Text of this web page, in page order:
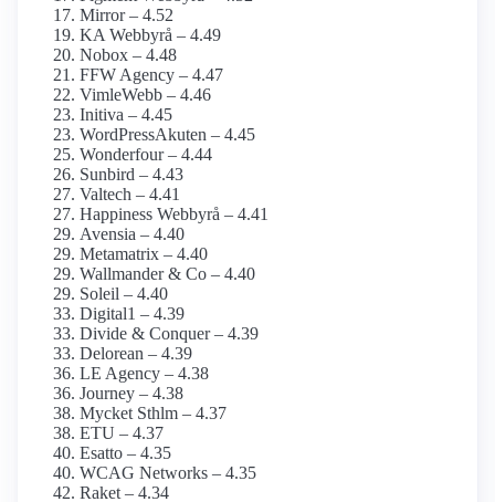
Mirror – 4.52
KA Webbyrå – 4.49
Nobox – 4.48
FFW Agency – 4.47
VimleWebb – 4.46
Initiva – 4.45
WordPressAkuten – 4.45
Wonderfour – 4.44
Sunbird – 4.43
Valtech – 4.41
Happiness Webbyrå – 4.41
Avensia – 4.40
Metamatrix – 4.40
Wallmander & Co – 4.40
Soleil – 4.40
Digital1 – 4.39
Divide & Conquer – 4.39
Delorean – 4.39
LE Agency – 4.38
Journey – 4.38
Mycket Sthlm – 4.37
ETU – 4.37
Esatto – 4.35
WCAG Networks – 4.35
Raket – 4.34